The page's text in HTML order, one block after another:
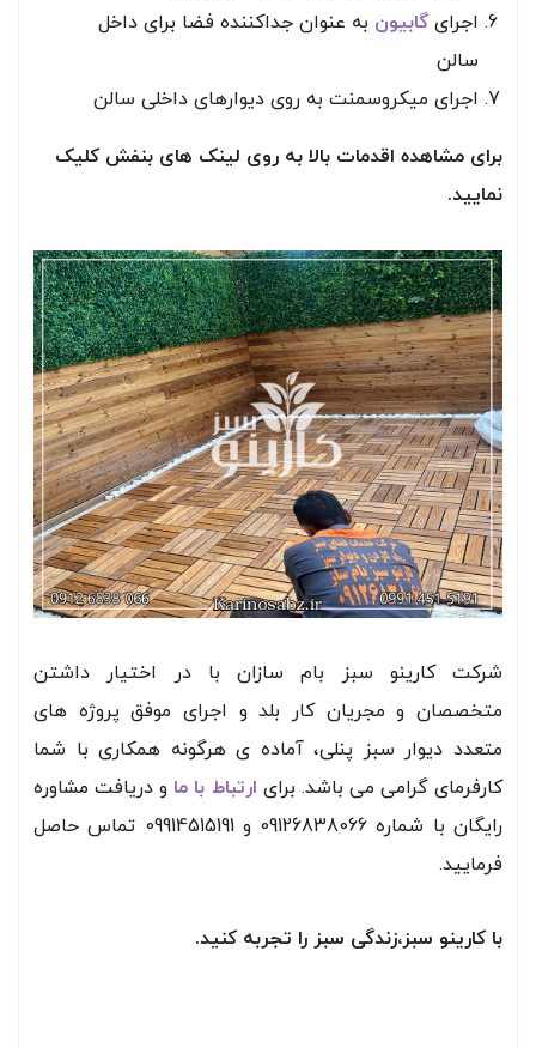
اجرای گابیون به عنوان جداکننده فضا برای داخل
سالن
اجرای میکروسمنت به روی دیوارهای داخلی سالن
برای مشاهده اقدمات بالا به روی لینک های بنفش کلیک
نمایید.
شرکت کارینو سبز بام سازان با در اختیار داشتن
متخصصان و مجریان کار بلد و اجرای موفق پروژه های
متعدد دیوار سبز پنلی، آماده ی هرگونه همکاری با شما
کارفرمای گرامی می باشد. برای ارتباط با ما و دریافت مشاوره
رایگان با شماره 09126838066 و 09914515191 تماس حاصل
فرمایید.
با کارینو سبز،زندگی سبز را تجربه کنید.